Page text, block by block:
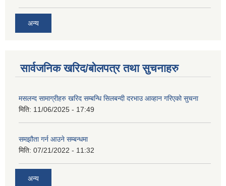
अन्य
सार्वजनिक खरिद/बोलपत्र तथा सुचनाहरु
मसलन्द सामाग्रीहरु खरिद सम्बन्धि सिलबन्दी दरभाउ आव्हान गरिएको सुचना
मिति: 11/06/2025 - 17:49
समझौता गर्न आउने सम्बन्धमा
मिति: 07/21/2022 - 11:32
अन्य